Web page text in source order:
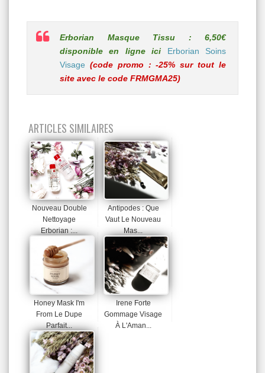
Erborian Masque Tissu : 6,50€
disponible en ligne ici Erborian Soins
Visage (code promo : -25% sur tout le
site avec le code FRMGMA25)
ARTICLES SIMILAIRES
Nouveau Double
Nettoyage
Erborian :...
Antipodes : Que
Vaut Le Nouveau
Mas...
Honey Mask I'm
From Le Dupe
Parfait...
Irene Forte
Gommage Visage
À L'Aman...